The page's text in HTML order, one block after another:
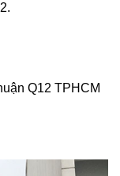
Q12 TPHCM